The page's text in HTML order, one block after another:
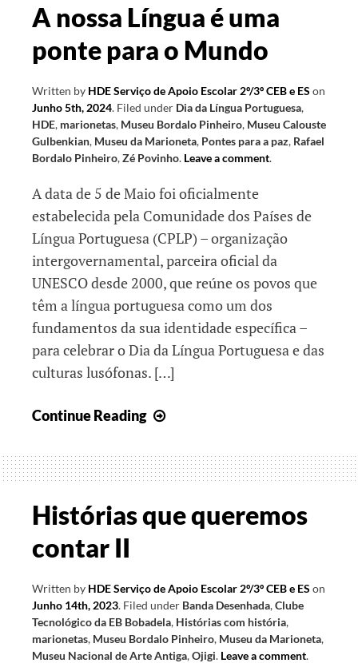
Ano
Letivo
A nossa Língua é uma
ponte para o Mundo
Written by HDE Serviço de Apoio Escolar 2º/3º CEB e ES on
Junho 5th, 2024. Filed under Dia da Língua Portuguesa,
HDE, marionetas, Museu Bordalo Pinheiro, Museu Calouste
Gulbenkian, Museu da Marioneta, Pontes para a paz, Rafael
Bordalo Pinheiro,Zé Povinho. Leave a comment.
A data de 5 de Maio foi oficialmente
estabelecida pela Comunidade dos Países de
Língua Portuguesa (CPLP) – organização
intergovernamental, parceira oficial da
UNESCO desde 2000, que reúne os povos que
têm a língua portuguesa como um dos
fundamentos da sua identidade específica –
para celebrar o Dia da Língua Portuguesa e das
culturas lusófonas. […]
Continue Reading
Língua
é
ponte
Mundo
Histórias que queremos
contar II
Written by HDE Serviço de Apoio Escolar 2º/3º CEB e ES on
Junho 14th, 2023. Filed under Banda Desenhada,Clube
Tecnológico da EB Bobadela, Histórias com história,
marionetas, Museu Bordalo Pinheiro, Museu da Marioneta,
Museu Nacional de Arte Antiga,Ojigi. Leave a comment.